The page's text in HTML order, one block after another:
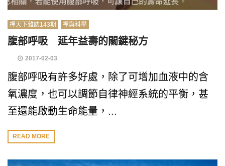
禪天下雜誌143期 禪與科學
腹部呼吸 延年益壽的關鍵秘方
2017-02-03
腹部呼吸有許多好處，除了可增加血液中的含
氧濃度，也可以調節自律神經系統的平衡，甚
至還能啟動生命能量，...
READ MORE